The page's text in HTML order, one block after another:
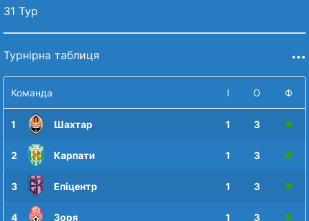
31 Тур
Турнірна таблиця
Команда І О Ф
1 Шахтар 1 3
2 Карпати 1 3
3 Епіцентр 1 3
4 Зоря 1 3